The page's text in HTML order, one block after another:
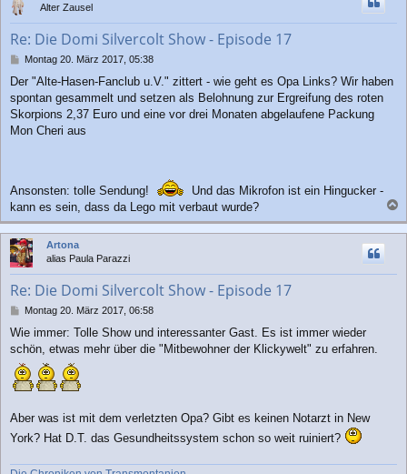
Alter Zausel
Re: Die Domi Silvercolt Show - Episode 17
B
i
t
r
a
Montag 20. März 2017, 05:38
Der "Alte-Hasen-Fanclub u.V." zittert - wie geht es Opa Links? Wir haben
spontan gesammelt und setzen als Belohnung zur Ergreifung des roten
Skorpions 2,37 Euro und eine vor drei Monaten abgelaufene Packung
Mon Cheri aus
Ansonsten: tolle Sendung!
Und das Mikrofon ist ein Hingucker -
kann es sein, dass da Lego mit verbaut wurde?
a
c
Artona
alias Paula Parazzi
Re: Die Domi Silvercolt Show - Episode 17
B
i
t
r
a
g
Montag 20. März 2017, 06:58
Wie immer: Tolle Show und interessanter Gast. Es ist immer wieder
schön, etwas mehr über die "Mitbewohner der Klickywelt" zu erfahren.
Aber was ist mit dem verletzten Opa? Gibt es keinen Notarzt in New
York? Hat D.T. das Gesundheitssystem schon so weit ruiniert?